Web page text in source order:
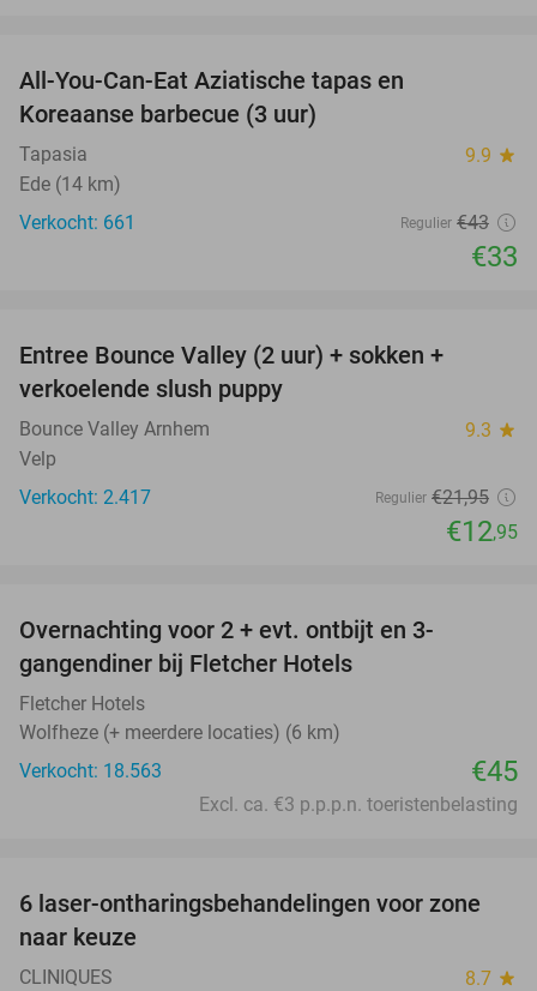
All-You-Can-Eat Aziatische tapas en
Koreaanse barbecue (3 uur)
Tapasia 9.9 star
Ede (14 km)
Verkocht: 661
Regulier €43
€33
Entree Bounce Valley (2 uur) + sokken +
verkoelende slush puppy
Bounce Valley Arnhem 9.3 star
Velp
Verkocht: 2.417
Regulier €21,95
€12,95
Overnachting voor 2 + evt. ontbijt en 3-
gangendiner bij Fletcher Hotels
Fletcher Hotels
Wolfheze (+ meerdere locaties) (6 km)
Verkocht: 18.563
€45
Excl. ca. €3 p.p.p.n. toeristenbelasting
81%
6 laser-ontharingsbehandelingen voor zone
naar keuze
CLINIQUES 8.7 star